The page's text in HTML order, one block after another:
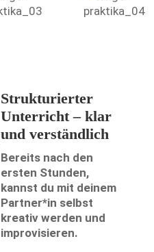
Strukturierter
Unterricht – klar
und verständlich
Bereits nach den
ersten Stunden,
kannst du mit deinem
Partner*in selbst
kreativ werden und
improvisieren.